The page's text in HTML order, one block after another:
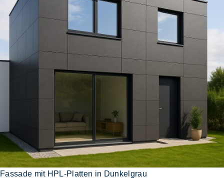
Fassade mit HPL-Platten in Dunkelgrau